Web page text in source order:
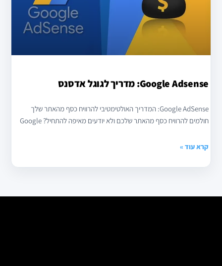
Google Adsense: מדריך לגוגל אדסנס
Google AdSense: המדריך האולטימטיבי להרוויח כסף מהאתר שלך
חולמים להרוויח כסף מהאתר שלכם ולא יודעים מאיפה להתחיל? Google
קרא עוד »